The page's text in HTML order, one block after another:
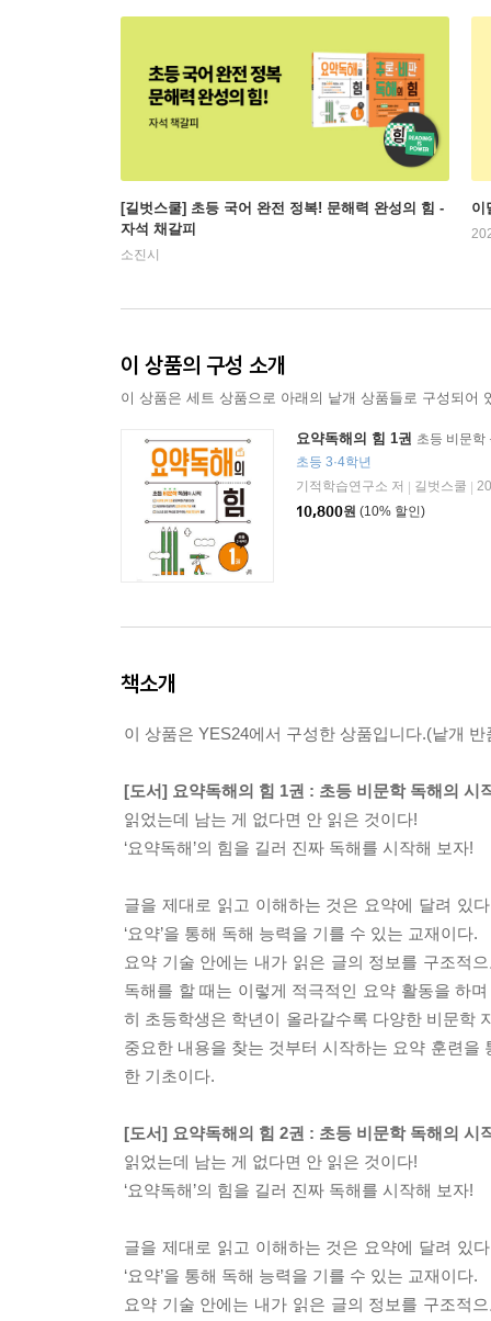
[길벗스쿨] 초등 국어 완전 정복! 문해력 완성의 힘 -
자석 채갈피
소진시
이
이 상품의 구성 소개
이 상품은 세트 상품으로 아래의 낱개 상품들로 구성되어
요약독해의 힘 1권 초등 비문학
초등 3·4학년
기적학습연구소 저
길벗스쿨
10,800원 (10% 할인)
책소개
이 상품은 YES24에서 구성한 상품입니다.(낱개 반
[도서] 요약독해의 힘 1권 : 초등 비문학 독해의 시
읽었는데 남는 게 없다면 안 읽은 것이다!
‘요약독해’의 힘을 길러 진짜 독해를 시작해 보자!
글을 제대로 읽고 이해하는 것은 요약에 달려 있
‘요약’을 통해 독해 능력을 기를 수 있는 교재이다.
요약 기술 안에는 내가 읽은 글의 정보를 구조적
독해를 할 때는 이렇게 적극적인 요약 활동을 하
히 초등학생은 학년이 올라갈수록 다양한 비문학
중요한 내용을 찾는 것부터 시작하는 요약 훈련
한 기초이다.
[도서] 요약독해의 힘 2권 : 초등 비문학 독해의 시
읽었는데 남는 게 없다면 안 읽은 것이다!
‘요약독해’의 힘을 길러 진짜 독해를 시작해 보자!
글을 제대로 읽고 이해하는 것은 요약에 달려 있
‘요약’을 통해 독해 능력을 기를 수 있는 교재이다.
요약 기술 안에는 내가 읽은 글의 정보를 구조적